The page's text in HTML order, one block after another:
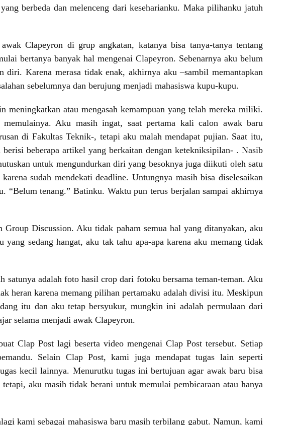
berbeda dan melenceng dari keseharianku. Maka pilihanku jatuh
Clapeyron di grup angkatan, katanya bisa tanya-tanya tentang
bertanya banyak hal mengenai Clapeyron. Sebenarnya aku belum
Karena merasa tidak enak, akhirnya aku –sambil memantapkan
sebelumnya dan berujung menjadi mahasiswa kupu-kupu.
atau mengasah kemampuan yang telah mereka miliki.
Aku masih ingat, saat pertama kali calon awak baru
di Fakultas Teknik-, tetapi aku malah mendapat pujian. Saat itu,
beberapa artikel yang berkaitan dengan ketekniksipilan- . Nasib
untuk mengundurkan diri yang besoknya juga diikuti oleh satu
sudah mendekati deadline. Untungnya masih bisa diselesaikan
“Belum tenang.” Batinku. Waktu pun terus berjalan sampai akhirnya
Group Discussion. Aku tidak paham semua hal yang ditanyakan, aku
sedang hangat, aku tak tahu apa-apa karena aku memang tidak
satunya adalah foto hasil crop dari fotoku bersama teman-teman. Aku
heran karena memang pilihan pertamaku adalah divisi itu. Meskipun
itu dan aku tetap bersyukur, mungkin ini adalah permulaan dari
selama menjadi awak Clapeyron.
Clap Post lagi beserta video mengenai Clap Post tersebut. Setiap
Selain Clap Post, kami juga mendapat tugas lain seperti
kecil lainnya. Menurutku tugas ini bertujuan agar awak baru bisa
aku masih tidak berani untuk memulai pembicaraan atau hanya
kami sebagai mahasiswa baru masih terbilang gabut. Namun, kami